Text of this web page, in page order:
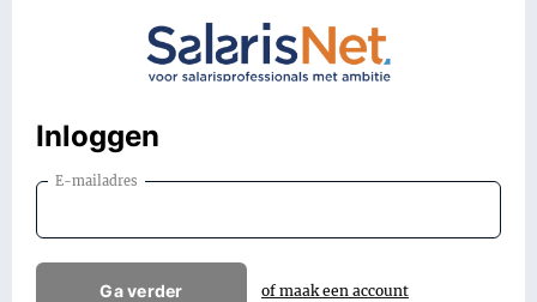
Inloggen
E-mailadres
Ga verder of maak een account